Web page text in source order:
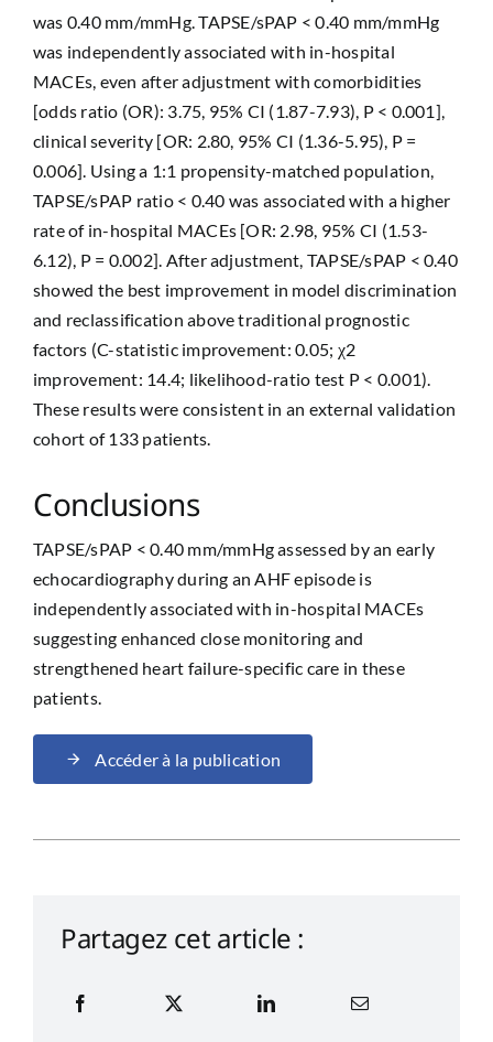
was 0.40 mm/mmHg. TAPSE/sPAP < 0.40 mm/mmHg
was independently associated with in-hospital
MACEs, even after adjustment with comorbidities
[odds ratio (OR): 3.75, 95% CI (1.87-7.93), P < 0.001],
clinical severity [OR: 2.80, 95% CI (1.36-5.95), P =
0.006]. Using a 1:1 propensity-matched population,
TAPSE/sPAP ratio < 0.40 was associated with a higher
rate of in-hospital MACEs [OR: 2.98, 95% CI (1.53-
6.12), P = 0.002]. After adjustment, TAPSE/sPAP < 0.40
showed the best improvement in model discrimination
and reclassification above traditional prognostic
factors (C-statistic improvement: 0.05; χ2
improvement: 14.4; likelihood-ratio test P < 0.001).
These results were consistent in an external validation
cohort of 133 patients.
Conclusions
TAPSE/sPAP < 0.40 mm/mmHg assessed by an early
echocardiography during an AHF episode is
independently associated with in-hospital MACEs
suggesting enhanced close monitoring and
strengthened heart failure-specific care in these
patients.
Accéder à la publication
Partagez cet article :